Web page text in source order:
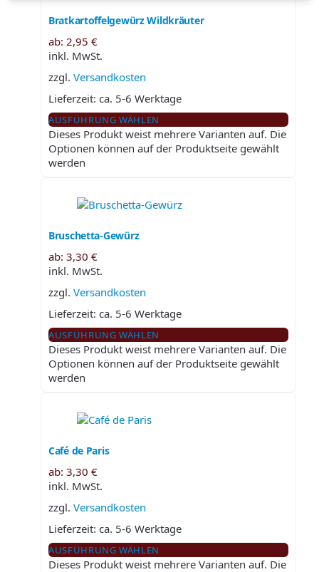
Bratkartoffelgewürz Wildkräuter
ab: 2,95 €
inkl. MwSt.
zzgl. Versandkosten
Lieferzeit: ca. 5-6 Werktage
AUSFÜHRUNG WÄHLEN
Dieses Produkt weist mehrere Varianten auf. Die
Optionen können auf der Produktseite gewählt
werden
Bruschetta-Gewürz
ab: 3,30 €
inkl. MwSt.
zzgl. Versandkosten
Lieferzeit: ca. 5-6 Werktage
AUSFÜHRUNG WÄHLEN
Dieses Produkt weist mehrere Varianten auf. Die
Optionen können auf der Produktseite gewählt
werden
Café de Paris
ab: 3,30 €
inkl. MwSt.
zzgl. Versandkosten
Lieferzeit: ca. 5-6 Werktage
AUSFÜHRUNG WÄHLEN
Dieses Produkt weist mehrere Varianten auf. Die